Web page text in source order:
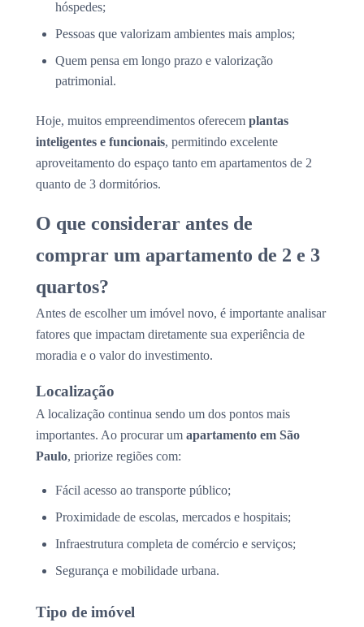
hóspedes;
Pessoas que valorizam ambientes mais amplos;
Quem pensa em longo prazo e valorização
patrimonial.
Hoje, muitos empreendimentos oferecem plantas
inteligentes e funcionais, permitindo excelente
aproveitamento do espaço tanto em apartamentos de 2
quanto de 3 dormitórios.
O que considerar antes de
comprar um apartamento de 2 e 3
quartos?
Antes de escolher um imóvel novo, é importante analisar
fatores que impactam diretamente sua experiência de
moradia e o valor do investimento.
Localização
A localização continua sendo um dos pontos mais
importantes. Ao procurar um apartamento em São
Paulo, priorize regiões com:
Fácil acesso ao transporte público;
Proximidade de escolas, mercados e hospitais;
Infraestrutura completa de comércio e serviços;
Segurança e mobilidade urbana.
Tipo de imóvel